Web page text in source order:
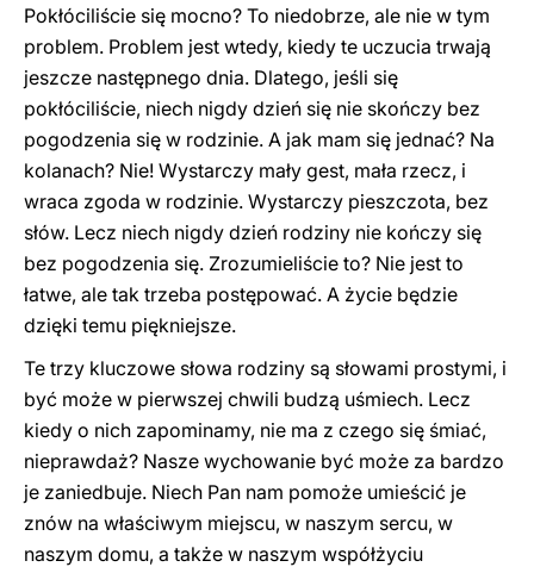
Pokłóciliście się mocno? To niedobrze, ale nie w tym
problem. Problem jest wtedy, kiedy te uczucia trwają
jeszcze następnego dnia. Dlatego, jeśli się
pokłóciliście, niech nigdy dzień się nie skończy bez
pogodzenia się w rodzinie. A jak mam się jednać? Na
kolanach? Nie! Wystarczy mały gest, mała rzecz, i
wraca zgoda w rodzinie. Wystarczy pieszczota, bez
słów. Lecz niech nigdy dzień rodziny nie kończy się
bez pogodzenia się. Zrozumieliście to? Nie jest to
łatwe, ale tak trzeba postępować. A życie będzie
dzięki temu piękniejsze.
Te trzy kluczowe słowa rodziny są słowami prostymi, i
być może w pierwszej chwili budzą uśmiech. Lecz
kiedy o nich zapominamy, nie ma z czego się śmiać,
nieprawdaż? Nasze wychowanie być może za bardzo
je zaniedbuje. Niech Pan nam pomoże umieścić je
znów na właściwym miejscu, w naszym sercu, w
naszym domu, a także w naszym współżyciu